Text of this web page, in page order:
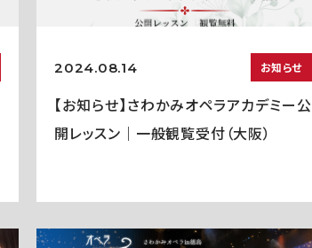
2024.08.14 お知らせ
【お知らせ】さわかみオペラアカデミー公
開レッスン｜一般観覧受付（大阪）